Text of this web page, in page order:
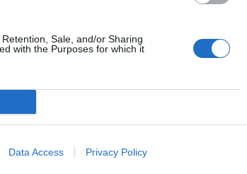
Sale, and/or Sharing
with the Purposes for which it
Data Access Privacy Policy
colpito nemmeno il nostro portale,
internazionale.
massimo trofeo continentale
maschile) assegnate a fronte di
comprendere come in
all’altezza del prodotto che si